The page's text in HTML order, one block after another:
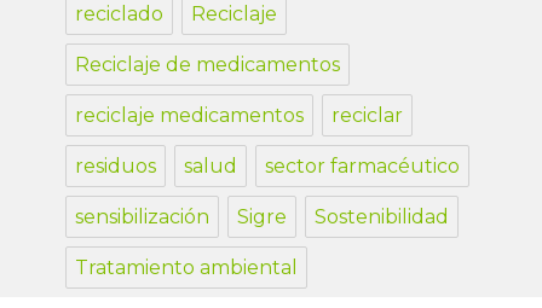
reciclado Reciclaje
Reciclaje de medicamentos
reciclaje medicamentos reciclar
residuos salud sector farmacéutico
sensibilización Sigre Sostenibilidad
Tratamiento ambiental